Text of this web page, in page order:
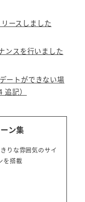
ースしました
ンスを行いました
ートができない場
記）
ン集
りな雰囲気のサイ
を搭載